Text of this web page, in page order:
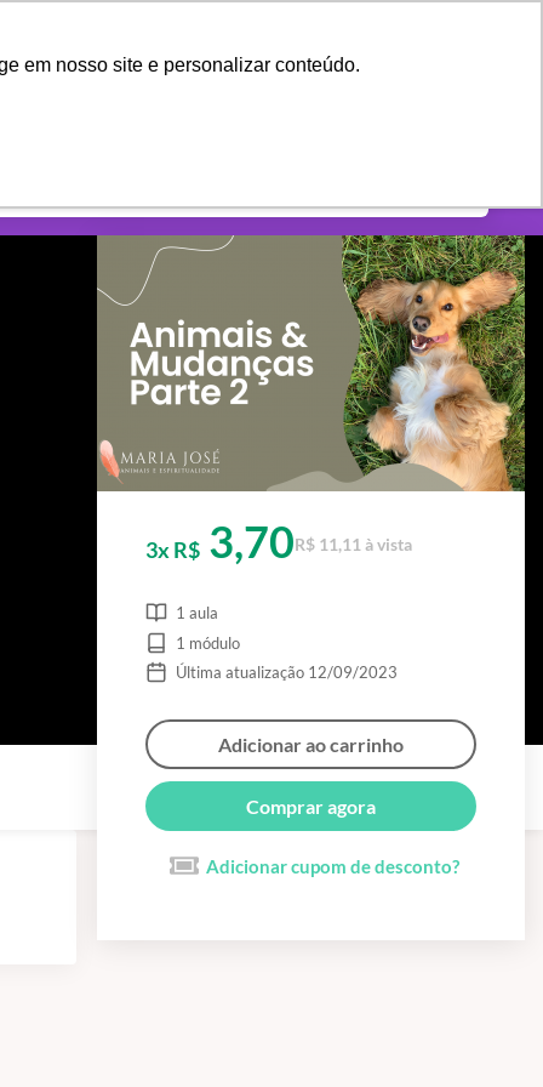
em nosso site e personalizar conteúdo.
ENTRAR CRIAR CONTA
3x R$ 3,70R$ 11,11 à vista
1 aula
1 módulo
Última atualização 12/09/2023
Adicionar ao carrinho
Comprar agora
Adicionar cupom de desconto?